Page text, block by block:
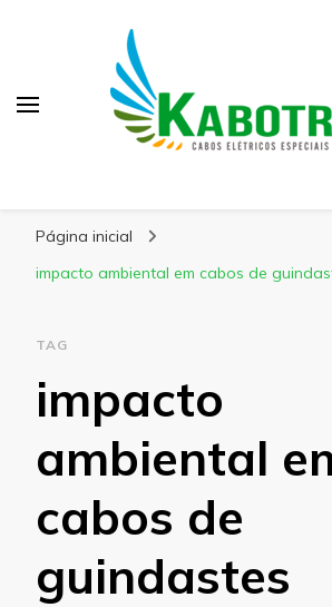
Página inicial
impacto ambiental em cabos de
TAG
impacto
ambiental
cabos de
guindastes